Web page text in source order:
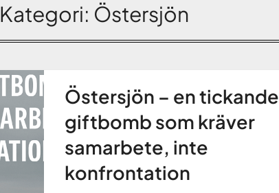
Kategori: Östersjön
Östersjön – en tickande
giftbomb som kräver
samarbete, inte
konfrontation